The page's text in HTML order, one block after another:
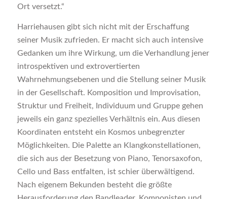
Ort versetzt.“
Harriehausen gibt sich nicht mit der Erschaffung
seiner Musik zufrieden. Er macht sich auch intensive
Gedanken um ihre Wirkung, um die Verhandlung jener
introspektiven und extrovertierten
Wahrnehmungsebenen und die Stellung seiner Musik
in der Gesellschaft. Komposition und Improvisation,
Struktur und Freiheit, Individuum und Gruppe gehen
jeweils ein ganz spezielles Verhältnis ein. Aus diesen
Koordinaten entsteht ein Kosmos unbegrenzter
Möglichkeiten. Die Palette an Klangkonstellationen,
die sich aus der Besetzung von Piano, Tenorsaxofon,
Cello und Bass entfalten, ist schier überwältigend.
Nach eigenem Bekunden besteht die größte